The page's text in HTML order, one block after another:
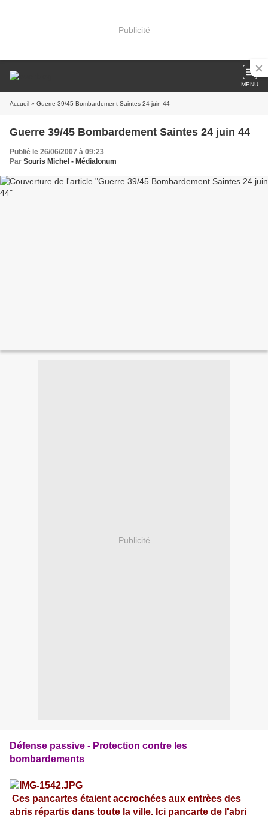
Publicité
MENU
Accueil » Guerre 39/45 Bombardement Saintes 24 juin 44
Guerre 39/45 Bombardement Saintes 24 juin 44
Publié le 26/06/2007 à 09:23
Par Souris Michel - Médialonum
Publicité
Défense passive - Protection contre les
bombardements
Ces pancartes étaient accrochées aux entrèes des
abris répartis dans toute la ville. Ici pancarte de l'abri